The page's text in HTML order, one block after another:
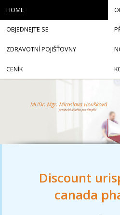
Discount
canada
HOME
OBJEDNEJTE SE
ZDRAVOTNÍ POJIŠŤOVNY
CENÍK